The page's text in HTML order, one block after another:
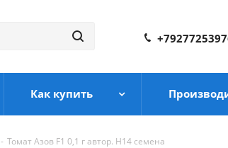
Как купить
- Томат Азов F1 0,1 г автор. Н14 семена